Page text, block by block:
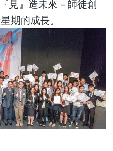
見』造未來 – 師徒創
期的成長。